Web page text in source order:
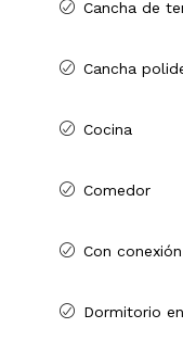
Cancha de
Cancha
Cocina
Comedor
Con
Dormitorio